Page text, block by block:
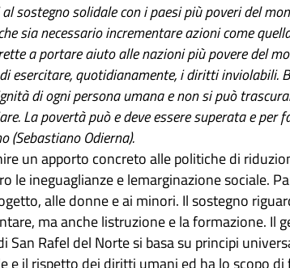
sostegno solidale con i paesi più poveri del
sia necessario incrementare azioni come
a portare aiuto alle nazioni più povere del
esercitare, quotidianamente, i diritti inviolabili.
di ogni persona umana e non si può
La povertà può e deve essere superata e per
(Sebastiano Odierna).
un apporto concreto alle politiche di
le ineguaglianze e lemarginazione sociale.
alle donne e ai minori. Il sostegno
ma anche listruzione e la formazione. Il
San Rafel del Norte si basa su principi